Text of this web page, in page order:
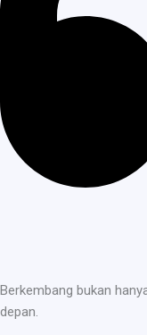
Berkembang bukan
depan.